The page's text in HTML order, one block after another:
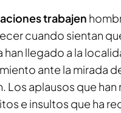
trabajen
cuando sientan
han llegado a la
ante la mirada
aplausos que
e insultos que ha